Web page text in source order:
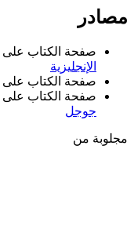
مصادر
صفحة الكتاب على
الإنجليزية
صفحة الكتاب على
صفحة الكتاب على
جوجل
مجلوبة من